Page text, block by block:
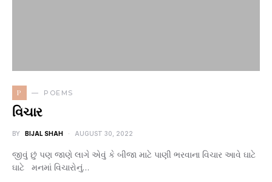
P POEMS
વિચાર
BY BIJAL SHAH AUGUST 30, 2022
જીવું છું પણ જાણે લાગે એવું કે બીજા માટે પાણી ભરવાના વિચાર આવે ઘાટે
ઘાટે મનમાં વિચારોનું…